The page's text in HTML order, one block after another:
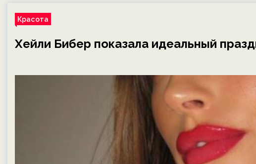
Красота
Хейли Бибер показала идеальный